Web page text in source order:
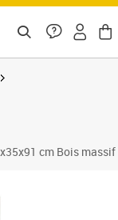
cm Bois massif